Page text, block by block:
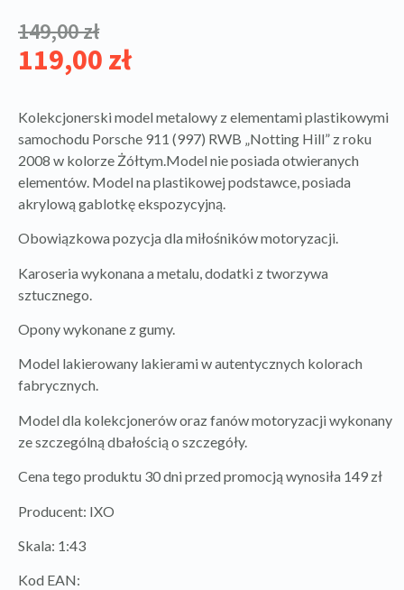
149,00zł
119,00 zł
Kolekcjonerski model metalowy z elementami plastikowymi
samochodu Porsche 911 (997) RWB „Notting Hill” z roku
2008 w kolorze Żółtym.Model nie posiada otwieranych
elementów. Model na plastikowej podstawce, posiada
akrylową gablotkę ekspozycyjną.
Obowiązkowa pozycja dla miłośników motoryzacji.
Karoseria wykonana a metalu, dodatki z tworzywa
sztucznego.
Opony wykonane z gumy.
Model lakierowany lakierami w autentycznych kolorach
fabrycznych.
Model dla kolekcjonerów oraz fanów motoryzacji wykonany
ze szczególną dbałością o szczegóły.
Cena tego produktu 30 dni przed promocją wynosiła 149 zł
Producent: IXO
Skala: 1:43
Kod EAN: